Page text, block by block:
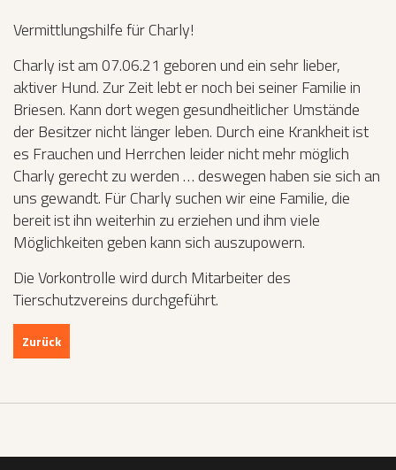
Vermittlungshilfe für Charly!
Charly ist am 07.06.21 geboren und ein sehr lieber,
aktiver Hund. Zur Zeit lebt er noch bei seiner Familie in
Briesen. Kann dort wegen gesundheitlicher Umstände
der Besitzer nicht länger leben. Durch eine Krankheit ist
es Frauchen und Herrchen leider nicht mehr möglich
Charly gerecht zu werden … deswegen haben sie sich an
uns gewandt. Für Charly suchen wir eine Familie, die
bereit ist ihn weiterhin zu erziehen und ihm viele
Möglichkeiten geben kann sich auszupowern.
Die Vorkontrolle wird durch Mitarbeiter des
Tierschutzvereins durchgeführt.
Zurück